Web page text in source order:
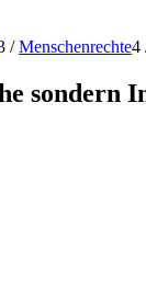
/ Menschenrechte4
sondern